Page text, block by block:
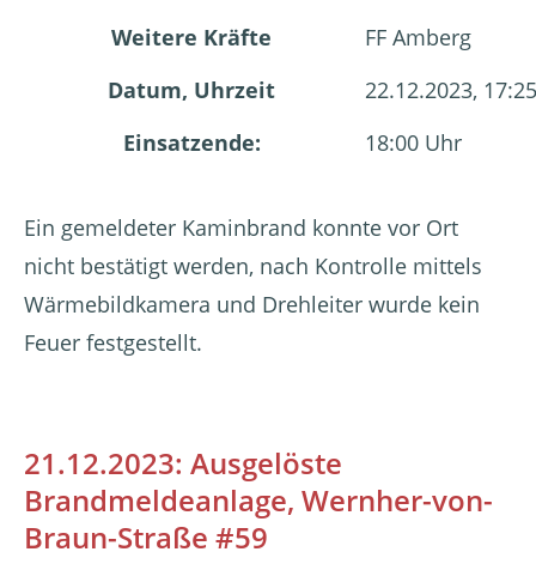
Weitere Kräfte
FF Amberg
Datum, Uhrzeit
22.12.2023,
Einsatzende:
18:00 Uhr
Ein gemeldeter Kaminbrand konnte vor Ort
nicht bestätigt werden, nach Kontrolle mittels
Wärmebildkamera und Drehleiter wurde kein
Feuer festgestellt.
21.12.2023: Ausgelöste
Brandmeldeanlage, Wernher-von-
Braun-Straße #59